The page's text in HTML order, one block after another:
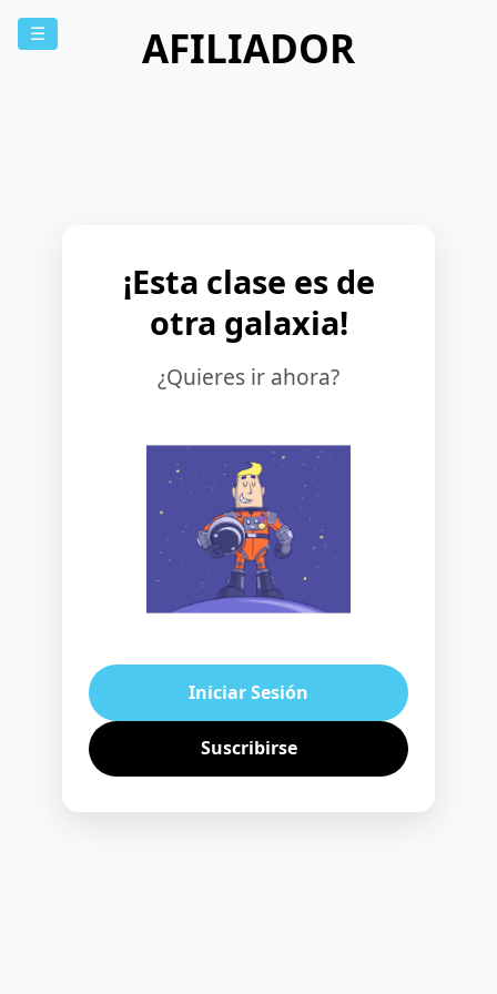
☰ AFILIADOR
¡Esta clase es de
otra galaxia!
¿Quieres ir ahora?
Iniciar Sesión
Suscribirse